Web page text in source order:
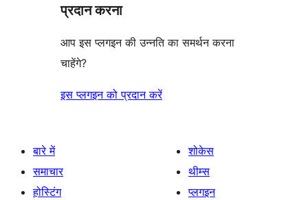
प्रदान करना
आप इस प्लगइन की उन्नति का समर्थन करना
चाहेंगे?
इस प्लगइन को प्रदान करें
बारे में
समाचार
होस्टिंग
शोकेस
थीम्स
प्लगइन